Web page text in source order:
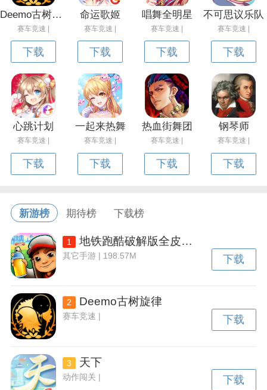
Deemo古树旋律
赛车竞速 |
下载
命运歌姬
赛车竞速 |
下载
唱舞全明星
赛车竞速 |
下载
不可思议乐队
赛车竞速 |
下载
心跳计划
赛车竞速 |
下载
一起来热舞
赛车竞速 |
下载
热血街舞团
赛车竞速 |
下载
钢琴师
赛车竞速 |
下载
新游榜 期待榜 下载榜
1 地铁跑酷破解版全皮肤全滑板全背饰下载v3.50.2 安卓内置功能菜单版
其它手游 | 198.57M 下载
2 Deemo古树旋律
赛车竞速 | 下载
3 天下
动作闯关 | 下载